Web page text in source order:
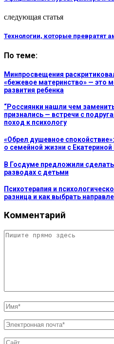
следующая статья
Технологии, которые превратят
По теме:
Минпросвещения
«бежевое материнство» — это
развития ребенка
“Россиянки нашли чем
признались — встречи с
поход к психологу
«Обрел душевное
о семейной жизни с
В Госдуме предложили
разводах с детьми
Психотерапия и
разница и как выбрать
Комментарий